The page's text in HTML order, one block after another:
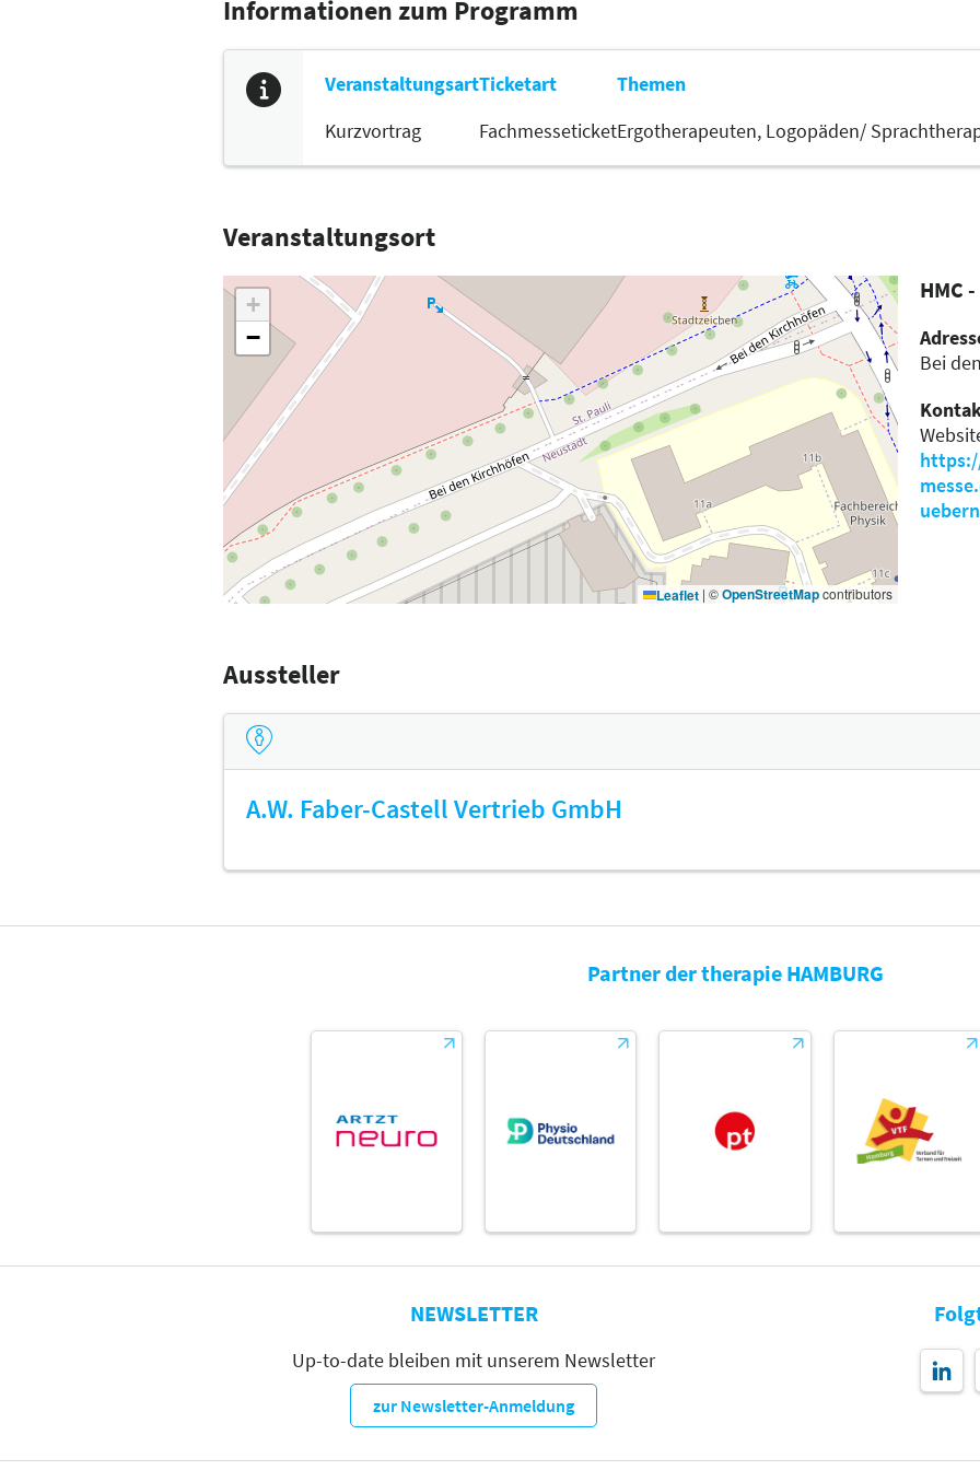
Informationen zum Programm
Veranstaltungsart
Kurzvortrag
Ticketart
Fachmesseticket
Themen
Ergotherapeuten, Logopäden/
Veranstaltungsort
+
−
Leaflet | ©OpenStreetMapcontributors
HMC
Bei
Aussteller
A.W. Faber-Castell Vertrieb GmbH
Partner der therapie HAMBURG
NEWSLETTER
Up-to-date bleiben mit unserem Newsletter
zur Newsletter-Anmeldung